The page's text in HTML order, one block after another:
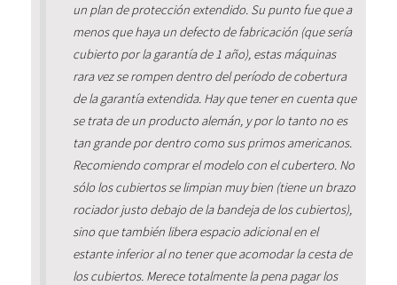
un plan de protección extendido. Su punto fue que a
menos que haya un defecto de fabricación (que sería
cubierto por la garantía de 1 año), estas máquinas
rara vez se rompen dentro del período de cobertura
de la garantía extendida. Hay que tener en cuenta que
se trata de un producto alemán, y por lo tanto no es
tan grande por dentro como sus primos americanos.
Recomiendo comprar el modelo con el cubertero. No
sólo los cubiertos se limpian muy bien (tiene un brazo
rociador justo debajo de la bandeja de los cubiertos),
sino que también libera espacio adicional en el
estante inferior al no tener que acomodar la cesta de
los cubiertos. Merece totalmente la pena pagar los